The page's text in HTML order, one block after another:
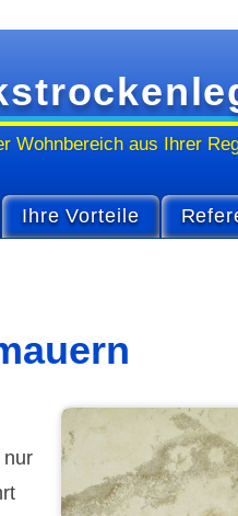
Wohn­bereichaus Ihrer
Ihre Vorteile
nur